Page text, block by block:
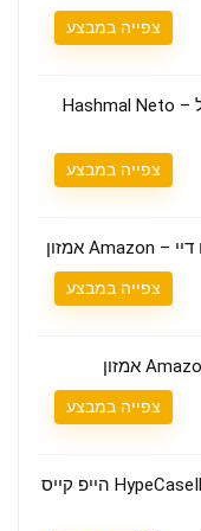
צפייה במבצע
מבצעים על מוצרי חשמל – Hashmal Neto
צפייה במבצע
צפייה במבצע
צפייה במבצע
קופון עם 10% הנחה – HypeCaseIL הייפ קייס